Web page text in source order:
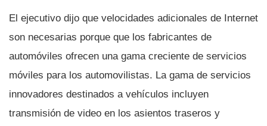
El ejecutivo dijo que velocidades adicionales de Internet
son necesarias porque que los fabricantes de
automóviles ofrecen una gama creciente de servicios
móviles para los automovilistas. La gama de servicios
innovadores destinados a vehí­culos incluyen
transmisión de video en los asientos traseros y